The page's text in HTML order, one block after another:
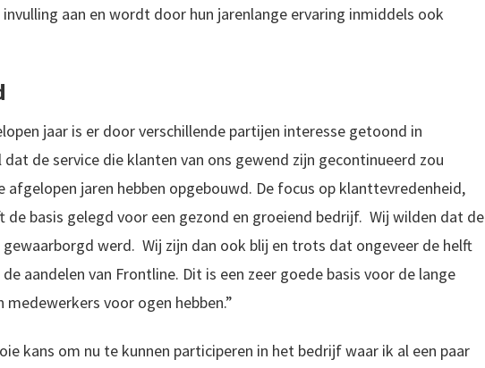
aan en wordt door hun jarenlange ervaring inmiddels ook
jaar is er door verschillende partijen interesse getoond in
de service die klanten van ons gewend zijn gecontinueerd zou
jaren hebben opgebouwd. De focus op klanttevredenheid,
de basis gelegd voor een gezond en groeiend bedrijf. Wij wilden dat de
werd. Wij zijn dan ook blij en trots dat ongeveer de helft
aandelen van Frontline. Dit is een zeer goede basis voor de lange
voor ogen hebben.”
kans om nu te kunnen participeren in het bedrijf waar ik al een paar